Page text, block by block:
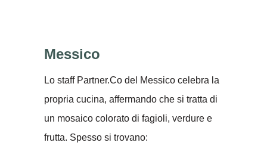
Messico
Lo staff Partner.Co del Messico celebra la
propria cucina, affermando che si tratta di
un mosaico colorato di fagioli, verdure e
frutta. Spesso si trovano: